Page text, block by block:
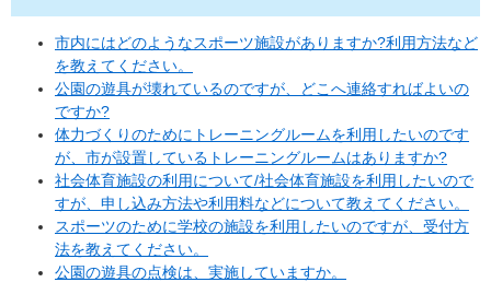
市内にはどのようなスポーツ施設がありますか?利用方法など
を教えてください。
公園の遊具が壊れているのですが、どこへ連絡すればよいの
ですか?
体力づくりのためにトレーニングルームを利用したいのです
が、市が設置しているトレーニングルームはありますか?
社会体育施設の利用について/社会体育施設を利用したいので
すが、申し込み方法や利用料などについて教えてください。
スポーツのために学校の施設を利用したいのですが、受付方
法を教えてください。
公園の遊具の点検は、実施していますか。